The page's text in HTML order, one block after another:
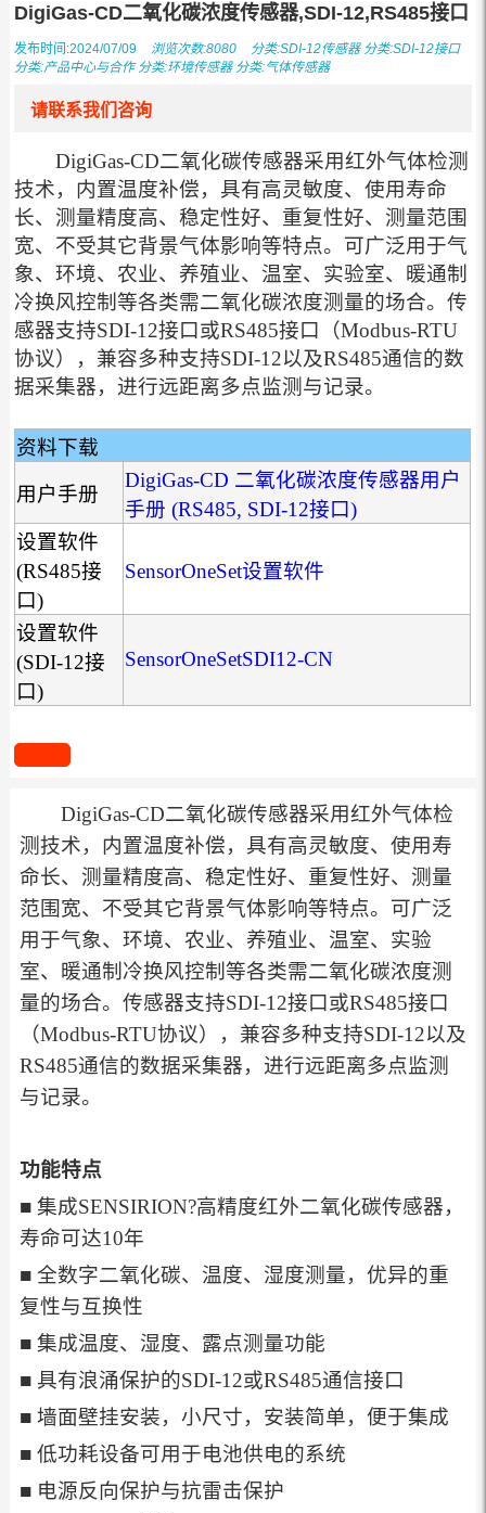
DigiGas-CD二氧化碳浓度传感器,SDI-12,RS485接口
发布时间:2024/07/09 浏览次数:8080 分类:SDI-12传感器分类:SDI-12接口
分类:产品中心与合作分类:环境传感器分类:气体传感器
请联系我们咨询
DigiGas-CD二氧化碳传感器采用红外气体检测
技术，内置温度补偿，具有高灵敏度、使用寿命
长、测量精度高、稳定性好、重复性好、测量范围
宽、不受其它背景气体影响等特点。可广泛用于气
象、环境、农业、养殖业、温室、实验室、暖通制
冷换风控制等各类需二氧化碳浓度测量的场合。传
感器支持SDI-12接口或RS485接口（Modbus-RTU
协议），兼容多种支持SDI-12以及RS485通信的数
据采集器，进行远距离多点监测与记录。
资料下载
用户手册
DigiGas-CD 二氧化碳浓度传感器用户
手册 (RS485, SDI-12接口)
设置软件
(RS485接
口)
SensorOneSet设置软件
设置软件
(SDI-12接
口)
SensorOneSetSDI12-CN
DigiGas-CD二氧化碳传感器采用红外气体检
测技术，内置温度补偿，具有高灵敏度、使用寿
命长、测量精度高、稳定性好、重复性好、测量
范围宽、不受其它背景气体影响等特点。可广泛
用于气象、环境、农业、养殖业、温室、实验
室、暖通制冷换风控制等各类需二氧化碳浓度测
量的场合。传感器支持SDI-12接口或RS485接口
（Modbus-RTU协议），兼容多种支持SDI-12以及
RS485通信的数据采集器，进行远距离多点监测
与记录。
功能特点
■ 集成SENSIRION?高精度红外二氧化碳传感器，
寿命可达10年
■ 全数字二氧化碳、温度、湿度测量，优异的重
复性与互换性
■ 集成温度、湿度、露点测量功能
■ 具有浪涌保护的SDI-12或RS485通信接口
■ 墙面壁挂安装，小尺寸，安装简单，便于集成
■ 低功耗设备可用于电池供电的系统
■ 电源反向保护与抗雷击保护